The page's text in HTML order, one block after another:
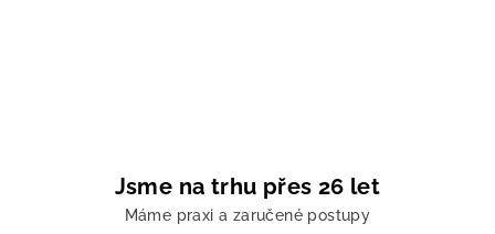
Jsme na trhu přes 26 let
Máme praxi a zaručené postupy